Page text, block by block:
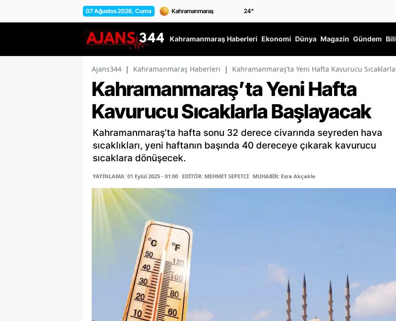
07 Ağustos 2026, Cuma 24°
Kahramanmaraş Haberleri Ekonomi Dünya Magazin Gündem
Ajans344 | Kahramanmaraş Haberleri | Kahramanmaraş’ta Yeni Hafta Kavurucu Sıcaklarla
Kahramanmaraş’ta Yeni Hafta
Kavurucu Sıcaklarla Başlayacak
Kahramanmaraş’ta hafta sonu 32 derece civarında seyreden hava
sıcaklıkları, yeni haftanın başında 40 dereceye çıkarak kavurucu
sıcaklara dönüşecek.
YAYINLAMA: 01 Eylül 2025 - 01:00 EDİTÖR: MEHMET SEPETCİ MUHABİR: Esra Akçakle